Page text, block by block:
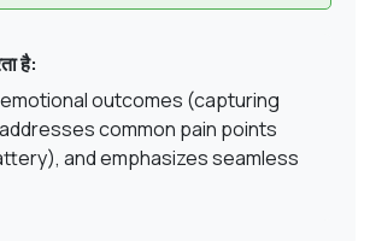
है:
outcomes (capturing
common pain points
and emphasizes seamless